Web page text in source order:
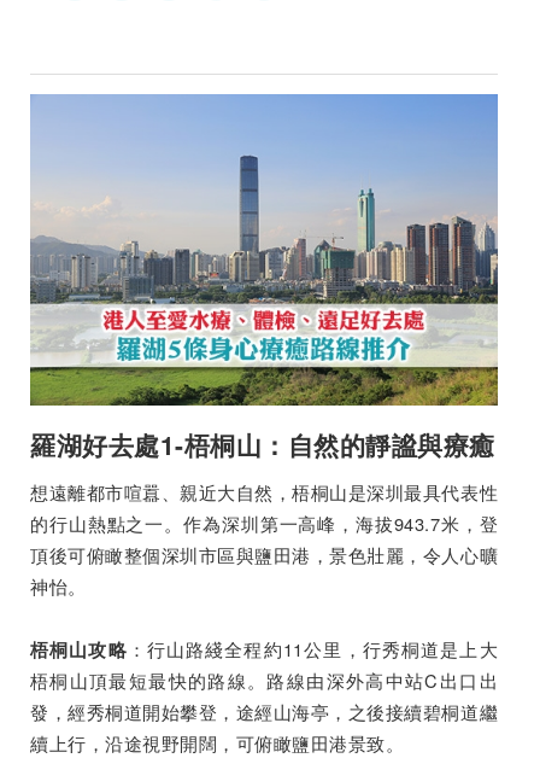
羅湖好去處1-梧桐山：自然的靜謐與療癒
想遠離都市喧囂、親近大自然，梧桐山是深圳最具代表性
的行山熱點之一。作為深圳第一高峰，海拔943.7米，登
頂後可俯瞰整個深圳市區與鹽田港，景色壯麗，令人心曠
神怡。
梧桐山攻略 ：行山路綫全程約11公里，行秀桐道是上大
梧桐山頂最短最快的路線。路線由深外高中站C出口出
發，經秀桐道開始攀登，途經山海亭，之後接續碧桐道繼
續上行，沿途視野開闊，可俯瞰鹽田港景致。